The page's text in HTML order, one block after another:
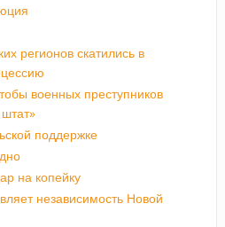
регионов скатились в
военных преступников
поддержке
на копейку
независимость Новой